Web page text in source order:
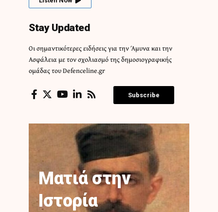
Stay Updated
Οι σημαντικότερες ειδήσεις για την Άμυνα και την
Ασφάλεια με τον σχολιασμό της δημοσιογραφικής
ομάδας του Defenceline.gr
Subscribe
Ματιά στην
Ιστορία